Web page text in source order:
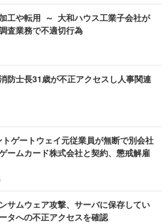
工や転用 ～ 大和ハウス工業子会社が
査業務で不適切行為
防士長31歳が不正アクセスし人事関連
ゲートウェイ元従業員が無断で別会社
ームカード株式会社と契約、懲戒解雇
サムウェア攻撃、サーバに保存してい
タへの不正アクセスを確認